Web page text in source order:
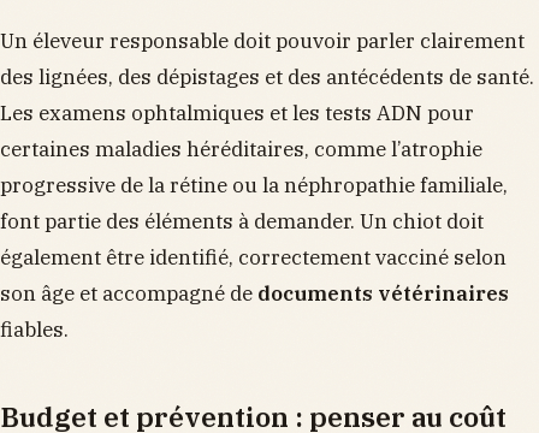
Un éleveur responsable doit pouvoir parler clairement
des lignées, des dépistages et des antécédents de santé.
Les examens ophtalmiques et les tests ADN pour
certaines maladies héréditaires, comme l’atrophie
progressive de la rétine ou la néphropathie familiale,
font partie des éléments à demander. Un chiot doit
également être identifié, correctement vacciné selon
son âge et accompagné de documents vétérinaires
fiables.
Budget et prévention : penser au coût